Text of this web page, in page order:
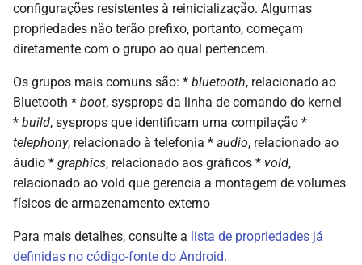
configurações resistentes à reinicialização. Algumas
propriedades não terão prefixo, portanto, começam
diretamente com o grupo ao qual pertencem.
Os grupos mais comuns são: * bluetooth, relacionado ao
Bluetooth * boot, sysprops da linha de comando do kernel
* build, sysprops que identificam uma compilação *
telephony, relacionado à telefonia * audio, relacionado ao
áudio * graphics, relacionado aos gráficos * vold,
relacionado ao vold que gerencia a montagem de volumes
físicos de armazenamento externo
Para mais detalhes, consulte a lista de propriedades já
definidas no código-fonte do Android.